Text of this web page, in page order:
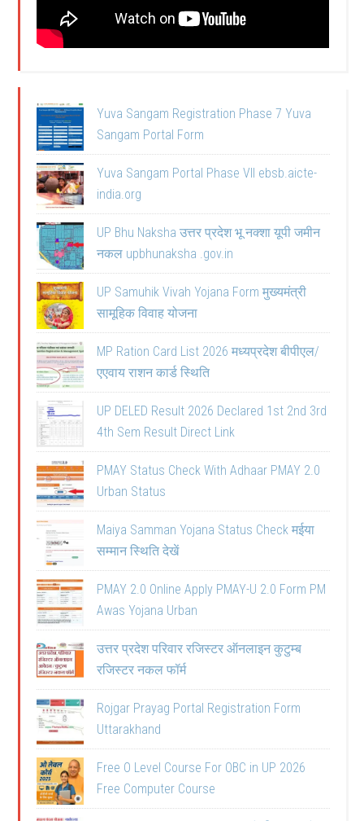
Yuva Sangam Registration Phase 7 Yuva
Sangam Portal Form
Yuva Sangam Portal Phase VII ebsb.aicte-
india.org
UP Bhu Naksha उत्तर प्रदेश भू नक्शा यूपी जमीन
नकल upbhunaksha .gov.in
UP Samuhik Vivah Yojana Form मुख्यमंत्री
सामूहिक विवाह योजना
MP Ration Card List 2026 मध्यप्रदेश बीपीएल/
एएवाय राशन कार्ड स्थिति
UP DELED Result 2026 Declared 1st 2nd 3rd
4th Sem Result Direct Link
PMAY Status Check With Adhaar PMAY 2.0
Urban Status
Maiya Samman Yojana Status Check मईया
सम्मान स्थिति देखें
PMAY 2.0 Online Apply PMAY-U 2.0 Form PM
Awas Yojana Urban
उत्तर प्रदेश परिवार रजिस्टर ऑनलाइन कुटुम्ब
रजिस्टर नकल फॉर्म
Rojgar Prayag Portal Registration Form
Uttarakhand
Free O Level Course For OBC in UP 2026
Free Computer Course